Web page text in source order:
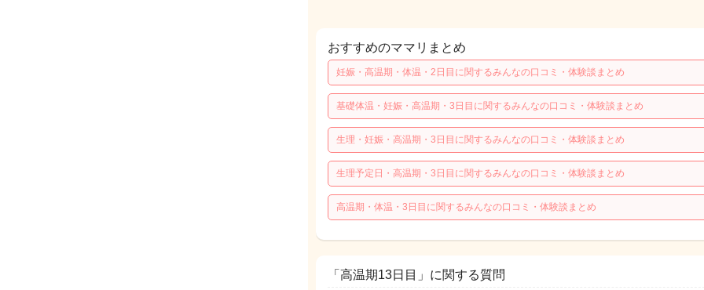
おすすめのママリまとめ
妊娠・高温期・体温・2日目に関するみんなの口コミ・体験談まとめ
基礎体温・妊娠・高温期・3日目に関するみんなの口コミ・体験談まとめ
生理・妊娠・高温期・3日目に関するみんなの口コミ・体験談まとめ
生理予定日・高温期・3日目に関するみんなの口コミ・体験談まとめ
高温期・体温・3日目に関するみんなの口コミ・体験談まとめ
「高温期13日目」に関する質問